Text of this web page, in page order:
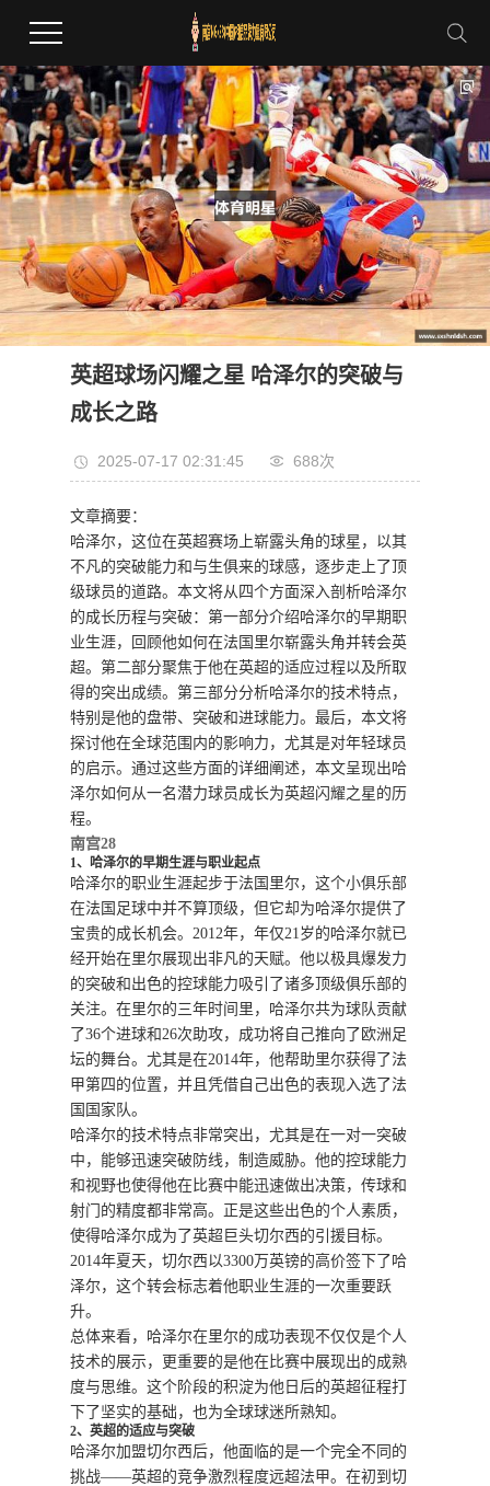
英超球场闪耀之星 哈泽尔的突破与
成长之路
2025-07-17 02:31:45 688次
文章摘要：
哈泽尔，这位在英超赛场上崭露头角的球星，以其
不凡的突破能力和与生俱来的球感，逐步走上了顶
级球员的道路。本文将从四个方面深入剖析哈泽尔
的成长历程与突破：第一部分介绍哈泽尔的早期职
业生涯，回顾他如何在法国里尔崭露头角并转会英
超。第二部分聚焦于他在英超的适应过程以及所取
得的突出成绩。第三部分分析哈泽尔的技术特点，
特别是他的盘带、突破和进球能力。最后，本文将
探讨他在全球范围内的影响力，尤其是对年轻球员
的启示。通过这些方面的详细阐述，本文呈现出哈
泽尔如何从一名潜力球员成长为英超闪耀之星的历
程。
南宫28
1、哈泽尔的早期生涯与职业起点
哈泽尔的职业生涯起步于法国里尔，这个小俱乐部
在法国足球中并不算顶级，但它却为哈泽尔提供了
宝贵的成长机会。2012年，年仅21岁的哈泽尔就已
经开始在里尔展现出非凡的天赋。他以极具爆发力
的突破和出色的控球能力吸引了诸多顶级俱乐部的
关注。在里尔的三年时间里，哈泽尔共为球队贡献
了36个进球和26次助攻，成功将自己推向了欧洲足
坛的舞台。尤其是在2014年，他帮助里尔获得了法
甲第四的位置，并且凭借自己出色的表现入选了法
国国家队。
哈泽尔的技术特点非常突出，尤其是在一对一突破
中，能够迅速突破防线，制造威胁。他的控球能力
和视野也使得他在比赛中能迅速做出决策，传球和
射门的精度都非常高。正是这些出色的个人素质，
使得哈泽尔成为了英超巨头切尔西的引援目标。
2014年夏天，切尔西以3300万英镑的高价签下了哈
泽尔，这个转会标志着他职业生涯的一次重要跃
升。
总体来看，哈泽尔在里尔的成功表现不仅仅是个人
技术的展示，更重要的是他在比赛中展现出的成熟
度与思维。这个阶段的积淀为他日后的英超征程打
下了坚实的基础，也为全球球迷所熟知。
2、英超的适应与突破
哈泽尔加盟切尔西后，他面临的是一个完全不同的
挑战——英超的竞争激烈程度远超法甲。在初到切